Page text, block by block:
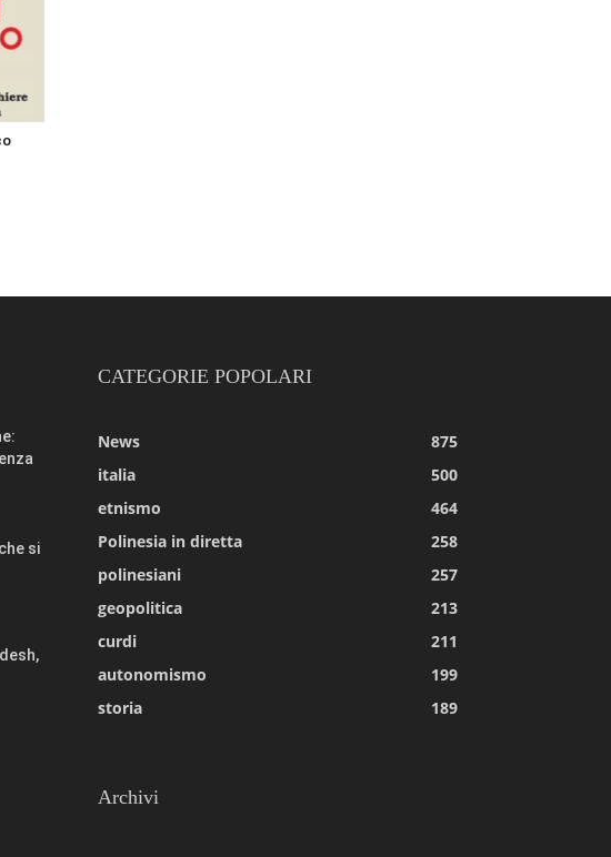
si
CATEGORIE POPOLARI
News
875
italia
500
etnismo
464
Polinesia in diretta
258
polinesiani
257
geopolitica
213
curdi
211
autonomismo
199
storia
189
Archivi